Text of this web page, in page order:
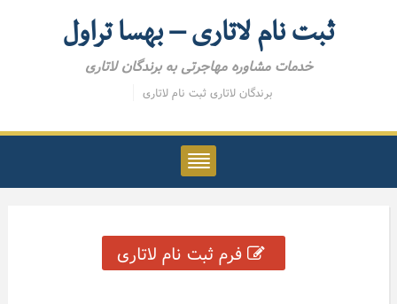
ثبت نام لاتاری – بهسا تراول
خدمات مشاوره مهاجرتی به برندگان لاتاری
برندگان لاتاری ثبت نام لاتاری
فرم ثبت نام لاتاری